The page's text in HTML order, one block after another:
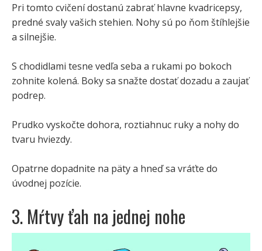
Pri tomto cvičení dostanú zabrať hlavne kvadricepsy,
predné svaly vašich stehien. Nohy sú po ňom štíhlejšie
a silnejšie.
S chodidlami tesne vedľa seba a rukami po bokoch
zohnite kolená. Boky sa snažte dostať dozadu a zaujať
podrep.
Prudko vyskočte dohora, roztiahnuc ruky a nohy do
tvaru hviezdy.
Opatrne dopadnite na päty a hneď sa vráťte do
úvodnej pozície.
3. Mŕtvy ťah na jednej nohe